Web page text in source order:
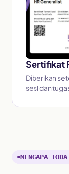
Sertifikat
Diberikan
sesi dan
MENGAPA IODA